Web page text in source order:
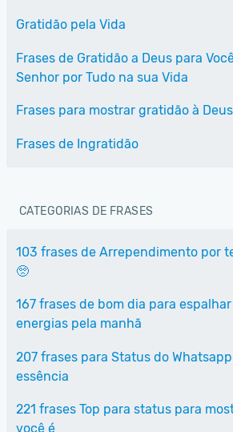
Gratidão pela Vida
Frases de Gratidão a Deus para
Senhor por Tudo na sua Vida
Frases para mostrar gratidão à Deus
Frases de Ingratidão
CATEGORIAS DE FRASES
103 frases de Arrependimento por
🥺
167 frases de bom dia para
energias pela manhã
207 frases para Status do
essência
221 frases Top para status para
você é